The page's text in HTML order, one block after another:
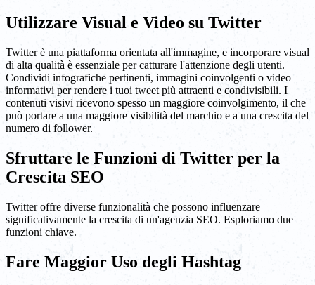
Utilizzare Visual e Video su Twitter
Twitter è una piattaforma orientata all'immagine, e incorporare visual
di alta qualità è essenziale per catturare l'attenzione degli utenti.
Condividi infografiche pertinenti, immagini coinvolgenti o video
informativi per rendere i tuoi tweet più attraenti e condivisibili. I
contenuti visivi ricevono spesso un maggiore coinvolgimento, il che
può portare a una maggiore visibilità del marchio e a una crescita del
numero di follower.
Sfruttare le Funzioni di Twitter per la
Crescita SEO
Twitter offre diverse funzionalità che possono influenzare
significativamente la crescita di un'agenzia SEO. Esploriamo due
funzioni chiave.
Fare Maggior Uso degli Hashtag